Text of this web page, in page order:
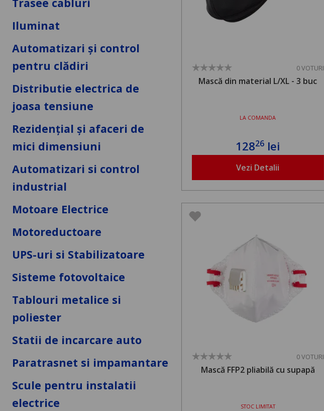
Iluminat
Automatizari și control
pentru clădiri
Distributie electrica de
joasa tensiune
Rezidențial și afaceri de
mici dimensiuni
Automatizari si control
industrial
Motoare Electrice
Motoreductoare
UPS-uri si Stabilizatoare
Sisteme fotovoltaice
Tablouri metalice si
poliester
Statii de incarcare auto
Paratrasnet si impamantare
Scule pentru instalatii
electrice
0 VOTURI
Mască din material L/XL - 3 buc
LA COMANDA
12826 lei
Vezi Detalii
0 VOTURI
Mască FFP2 pliabilă cu supapă
STOC LIMITAT